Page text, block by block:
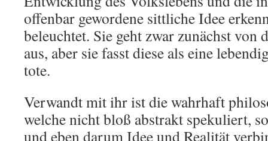
offenbar gewordene sittliche Idee
beleuchtet. Sie geht zwar zunächst von
aus, aber sie fasst diese als eine
tote.
Verwandt mit ihr ist die wahrhaft
welche nicht bloß abstrakt spekuliert,
und eben darum Idee und Realität